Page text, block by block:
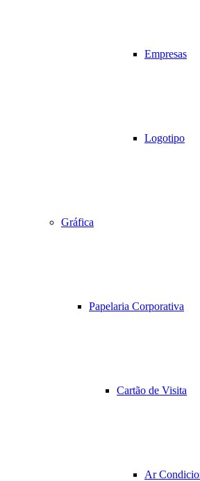
Empresas
Logotipo
Gráfica
Papelaria Corporativa
Cartão de Visita
Ar